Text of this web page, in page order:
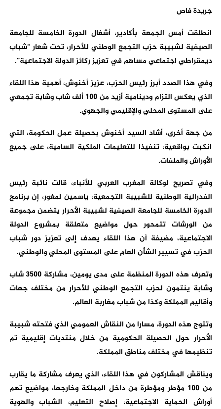
جريدة فاص
انطلقت أمس الجمعة بأكادير، أشغال الدورة الخامسة للجامعة
الصيفية لشبيبة حزب التجمع الوطني للأحرار، تحت شعار “شباب
ديمقراطي اجتماعي مساهم في تعزيز ركائز الدولة الاجتماعية”.
وفي هذا الصدد أبرز رئيس الحزب، عزيز أخنوش، أهمية هذا اللقاء
الذي يعكس التزام ودينامية أزيد من 100 ألف شاب وشابة تجمعي
على المستوى المحلي والإقليمي والجهوي.
من جهة أخرى، أشاد السيد أخنوش بحصيلة عمل الحكومة، التي
انكبت بواقعية، تنفيذا للتعليمات الملكية السامية، على جميع
الأوراش والملفات.
وفي تصريح لوكالة المغرب العربي للأنباء، قالت نائبة رئيس
الفدرالية الوطنية للشبيبة التجمعية، ياسمين لمغور، إن برنامج
الدورة الخامسة للجامعة الصيفية لشبيبة الأحرار يتضمن مجموعة
من الورشات تتمحور حول مواضيع متعلقة بمشروع الدولة
الاجتماعية، مضيفة أن هذا اللقاء يهدف إلى تعزيز دور شباب
الحزب في تسيير الشأن العام على المستوى المحلي والوطني.
وتعرف هذه الدورة المنظمة على مدى يومين، مشاركة 3500 شاب
وشابة ينتمون لحزب التجمع الوطني للأحرار من مختلف جهات
وأقاليم المملكة وكذا من شباب مغاربة العالم.
وتتوج هذه الدورة، مسارا من النقاش العمومي الذي فتحته شبيبة
الأحرار حول الحصيلة الحكومية من خلال منتديات إقليمية تم
تنظيمها في مختلف مناطق المملكة.
ويناقش المشاركون في هذا اللقاء، الذي يعرف مشاركة ما يقارب
من 100 مؤطر ومؤطرة من داخل المملكة وخارجها، مواضيع تهم
أوراش الحماية الاجتماعية، إصلاح التعليم، الشباب والهوية